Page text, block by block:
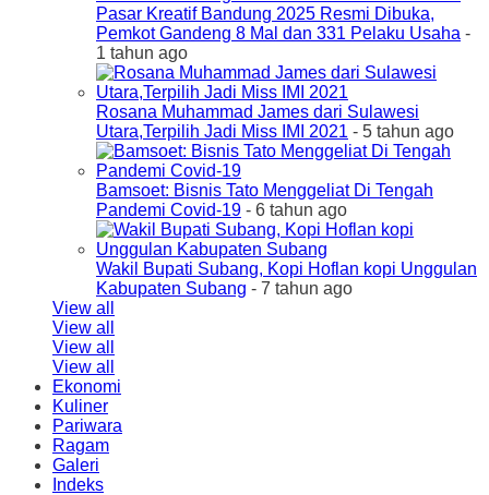
Pasar Kreatif Bandung 2025 Resmi Dibuka,
Pemkot Gandeng 8 Mal dan 331 Pelaku Usaha -
1 tahun ago
Rosana Muhammad James dari Sulawesi
Utara,Terpilih Jadi Miss IMI 2021 - 5 tahun ago
Bamsoet: Bisnis Tato Menggeliat Di Tengah
Pandemi Covid-19 - 6 tahun ago
Wakil Bupati Subang, Kopi Hoflan kopi Unggulan
Kabupaten Subang - 7 tahun ago
View all
View all
View all
View all
Ekonomi
Kuliner
Pariwara
Ragam
Galeri
Indeks